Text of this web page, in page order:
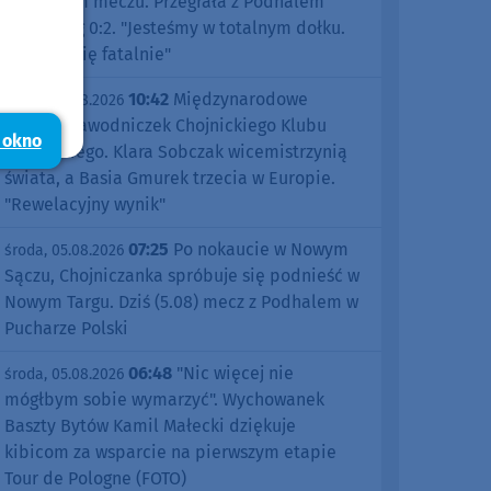
Nowy Targ 0:2. "Jesteśmy w totalnym dołku.
Czujemy się fatalnie"
środa, 05.08.2026 10:42 Międzynarodowe
sukcesy zawodniczek Chojnickiego Klubu
Żeglarskiego. Klara Sobczak wicemistrzynią
świata, a Basia Gmurek trzecia w Europie.
"Rewelacyjny wynik"
środa, 05.08.2026 07:25 Po nokaucie w Nowym
Sączu, Chojniczanka spróbuje się podnieść w
Nowym Targu. Dziś (5.08) mecz z Podhalem w
Pucharze Polski
środa, 05.08.2026 06:48 "Nic więcej nie
mógłbym sobie wymarzyć". Wychowanek
Baszty Bytów Kamil Małecki dziękuje
kibicom za wsparcie na pierwszym etapie
Tour de Pologne (FOTO)